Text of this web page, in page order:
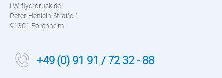
LW-flyerdruck.de
Peter-Henlein-Straße 1
91301 Forchheim
+49 (0) 91 91 / 72 32 - 88